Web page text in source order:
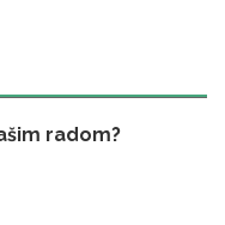
radom?